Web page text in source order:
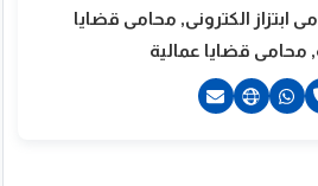
ابتزاز الكترونى, محامى قضايا
محامى قضايا عمالية